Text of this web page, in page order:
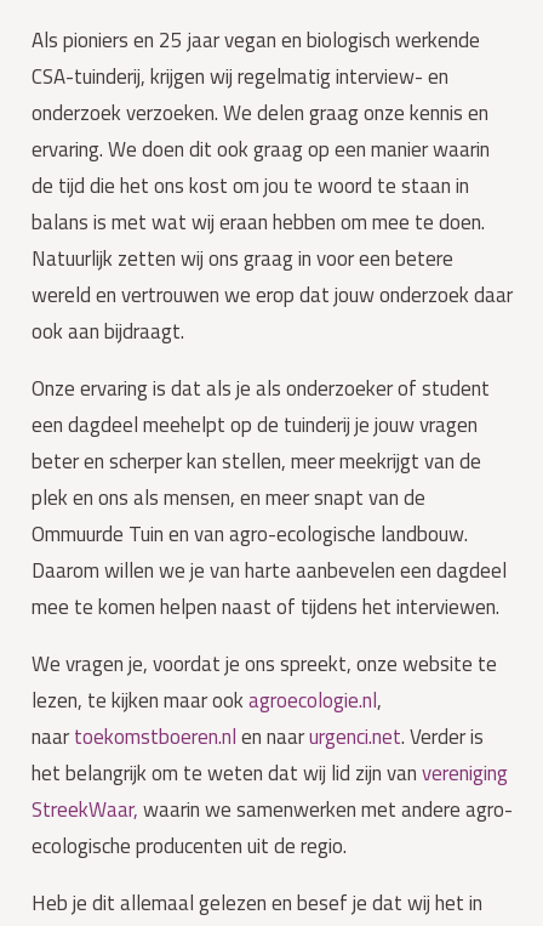
Als pioniers en 25 jaar vegan en biologisch werkende
CSA-tuinderij, krijgen wij regelmatig interview- en
onderzoek verzoeken. We delen graag onze kennis en
ervaring. We doen dit ook graag op een manier waarin
de tijd die het ons kost om jou te woord te staan in
balans is met wat wij eraan hebben om mee te doen.
Natuurlijk zetten wij ons graag in voor een betere
wereld en vertrouwen we erop dat jouw onderzoek daar
ook aan bijdraagt.
Onze ervaring is dat als je als onderzoeker of student
een dagdeel meehelpt op de tuinderij je jouw vragen
beter en scherper kan stellen, meer meekrijgt van de
plek en ons als mensen, en meer snapt van de
Ommuurde Tuin en van agro-ecologische landbouw.
Daarom willen we je van harte aanbevelen een dagdeel
mee te komen helpen naast of tijdens het interviewen.
We vragen je, voordat je ons spreekt, onze website te
lezen, te kijken maar ookagroecologie.nl,
naartoekomstboeren.nlen naarurgenci.net. Verder is
het belangrijk om te weten dat wij lid zijn vanvereniging
StreekWaar,waarin we samenwerken met andere agro-
ecologische producenten uit de regio.
Heb je dit allemaal gelezen en besef je dat wij het in